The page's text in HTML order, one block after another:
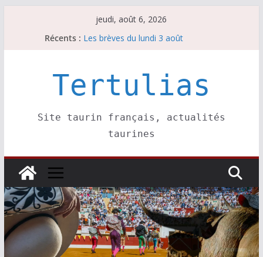
jeudi, août 6, 2026
Récents : Les brèves du lundi 3 août
Les brèves du mardi 4 août
La Sokamuturra de Pasai Donibane
Tertulias
Site taurin français, actualités
taurines